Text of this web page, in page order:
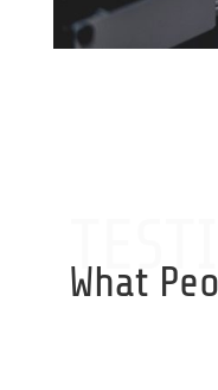
What